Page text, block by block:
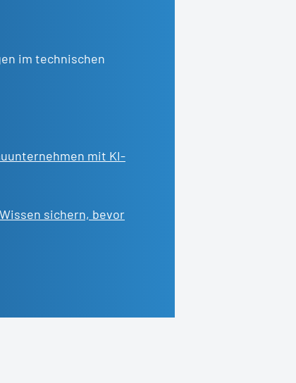
im technischen
mit KI-
sichern, bevor